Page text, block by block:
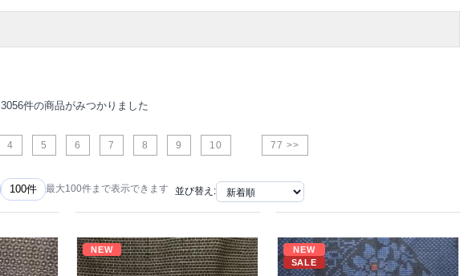
3056件の商品がみつかりました
4 5 6 7 8 9 10 77 >>
100件 最大100件まで表示できます 並び替え:
NEW
NEW
SALE